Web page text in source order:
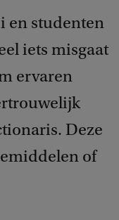
en studenten
iets misgaat
ervaren
Deze
of